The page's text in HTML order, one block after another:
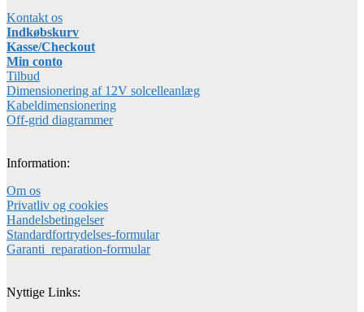
Kontakt os
Indkøbskurv
Kasse/Checkout
Min conto
Tilbud
Dimensionering af 12V solcelleanlæg
Kabeldimensionering
Off-grid diagrammer
Information:
Om os
Privatliv og cookies
Handelsbetingelser
Standardfortrydelses-formular
Garanti_reparation-formular
Nyttige Links: